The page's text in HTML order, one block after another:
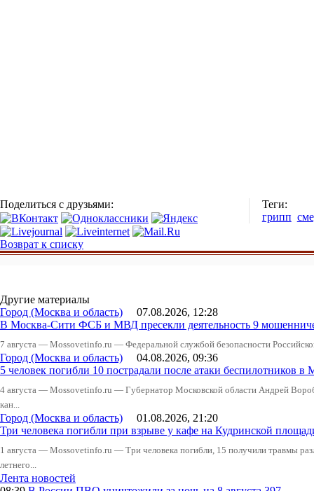
Поделиться с друзьями:
Теги:
грипп
Возврат к списку
Другие материалы
Город (Москва и область) 07.08.2026, 12:28
В Москва-Сити ФСБ и МВД пресекли деятельность 9
7 августа — Mossovetinfo.ru — Федеральной службой безопасности
Город (Москва и область) 04.08.2026, 09:36
5 человек погибли 10 пострадали после атаки беспилотников в
4 августа — Mossovetinfo.ru — Губернатор Московской области Андрей
кан...
Город (Москва и область) 01.08.2026, 21:20
Три человека погибли при взрыве у кафе на Кудринской
1 августа — Mossovetinfo.ru — Три человека погибли, 15 получили травмы
летнего...
Лента новостей